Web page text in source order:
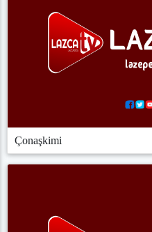
Çonaşkimi